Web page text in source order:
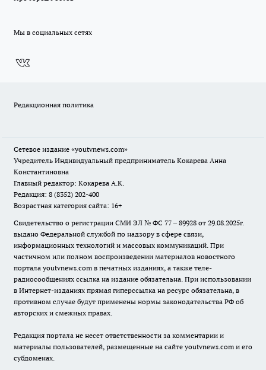
Мы в социальных сетях
Редакционная политика
Сетевое издание «youtvnews.com»
Учредитель Индивидуальный предприниматель Кокарева Анна
Константиновна
Главный редактор: Кокарева А.К.
Редакция: 8 (8352) 202-400
Возрастная категория сайта: 16+
Свидетельство о регистрации СМИ ЭЛ № ФС 77 – 89928 от 29.08.2025г.
выдано Федеральной службой по надзору в сфере связи,
информационных технологий и массовых коммуникаций. При
частичном или полном воспроизведении материалов новостного
портала youtvnews.com в печатных изданиях, а также теле-
радиосообщениях ссылка на издание обязательна. При использовании
в Интернет-изданиях прямая гиперссылка на ресурс обязательна, в
противном случае будут применены нормы законодательства РФ об
авторских и смежных правах.
Редакция портала не несет ответственности за комментарии и
материалы пользователей, размещенные на сайте youtvnews.com и его
субдоменах.